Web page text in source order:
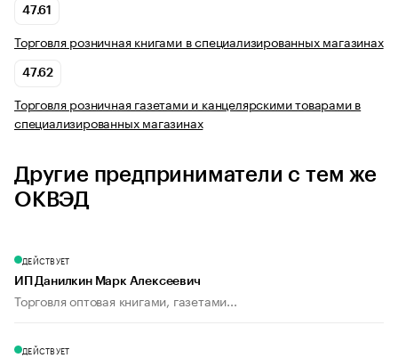
47.61
Торговля розничная книгами в специализированных магазинах
47.62
Торговля розничная газетами и канцелярскими товарами в
специализированных магазинах
Другие предприниматели с тем же
ОКВЭД
ДЕЙСТВУЕТ
ИП Данилкин Марк Алексеевич
Торговля оптовая книгами, газетами...
ДЕЙСТВУЕТ